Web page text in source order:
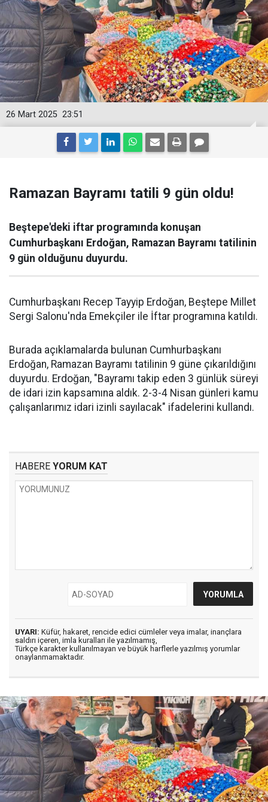
23:51
26 Mart 2025
Ramazan Bayramı tatili 9 gün oldu!
Beştepe'deki iftar programında konuşan
Cumhurbaşkanı Erdoğan, Ramazan Bayramı tatilinin
9 gün olduğunu duyurdu.
Cumhurbaşkanı Recep Tayyip Erdoğan, Beştepe Millet
Sergi Salonu'nda Emekçiler ile İftar programına katıldı.
Burada açıklamalarda bulunan Cumhurbaşkanı
Erdoğan, Ramazan Bayramı tatilinin 9 güne çıkarıldığını
duyurdu. Erdoğan, "Bayramı takip eden 3 günlük süreyi
de idari izin kapsamına aldık. 2-3-4 Nisan günleri kamu
çalışanlarımız idari izinli sayılacak" ifadelerini kullandı.
HABERE YORUM KAT
UYARI: Küfür, hakaret, rencide edici cümleler veya imalar, inançlara
saldırı içeren, imla kuralları ile yazılmamış,
Türkçe karakter kullanılmayan ve büyük harflerle yazılmış yorumlar
onaylanmamaktadır.